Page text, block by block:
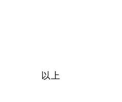
以上